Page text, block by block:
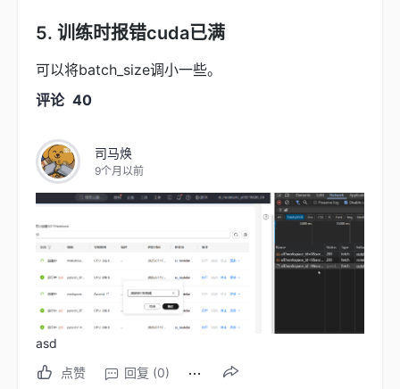
5. 训练时报错cuda已满
可以将batch_size调小一些。
评论 40
司马焕
9个月以前
asd
点赞
回复 (0)